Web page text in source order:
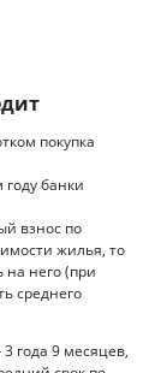
покупка
году банки
взнос по
жилья, то
на него (при
среднего
года 9 месяцев,